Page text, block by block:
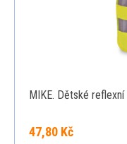
MIKE. Dětské
47,80 Kč